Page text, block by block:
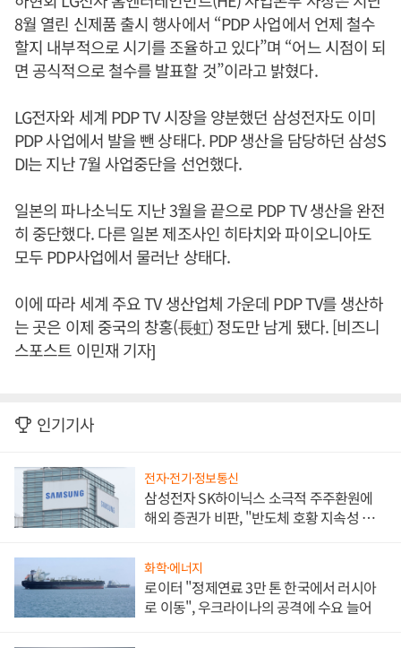
8월 열린 신제품 출시 행사에서 “PDP 사업에서 언제 철수
할지 내부적으로 시기를 조율하고 있다”며 “어느 시점이 되
면 공식적으로 철수를 발표할 것”이라고 밝혔다.
LG전자와 세계 PDP TV 시장을 양분했던 삼성전자도 이미
PDP 사업에서 발을 뺀 상태다. PDP 생산을 담당하던 삼성S
DI는 지난 7월 사업중단을 선언했다.
일본의 파나소닉도 지난 3월을 끝으로 PDP TV 생산을 완전
히 중단했다. 다른 일본 제조사인 히타치와 파이오니아도
모두 PDP사업에서 물러난 상태다.
이에 따라 세계 주요 TV 생산업체 가운데 PDP TV를 생산하
는 곳은 이제 중국의 창홍(長虹) 정도만 남게 됐다. [비즈니
스포스트 이민재 기자]
인기기사
전자·전기·정보통신
삼성전자 SK하이닉스 소극적 주주환원에
해외 증권가 비판, "반도체 호황 지속성 의
화학·에너지
로이터 "정제연료 3만 톤 한국에서 러시아
로 이동", 우크라이나의 공격에 수요 늘어